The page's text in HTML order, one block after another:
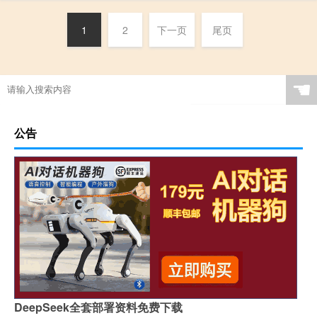
1 2 下一页 尾页
☚
公告
DeepSeek全套部署资料免费下载